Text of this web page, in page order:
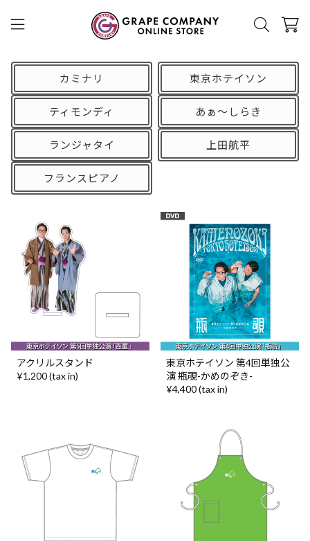
カミナリ 東京ホテイソン
ティモンディ あぁ〜しらき
ランジャタイ 上田航平
フランスピアノ
アクリルスタンド
¥1,200 (tax in)
東京ホテイソン 第4回単独公
演 瓶覗-かめのぞき-
¥4,400 (tax in)